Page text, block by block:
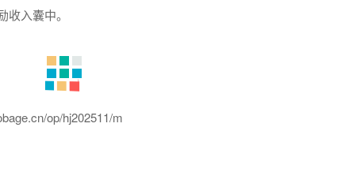
入囊中。
op/hj202511/m